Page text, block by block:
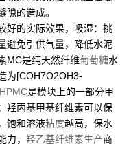
的造成。
的实际效果，吸湿：挑
避免引供气量，降低水泥
MC是纯天然纤维葡萄糖水
为[COH7O2OH3-
是模块上的一部分甲
羟丙基甲基纤维素可以保
饱和溶液粘度越高，保水
力， 羟乙基纤维素生产商